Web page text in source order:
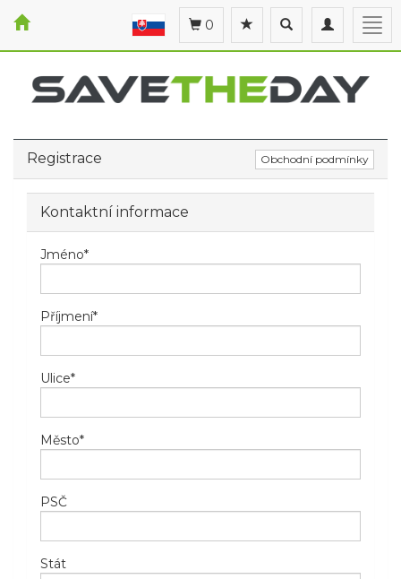
Toggle
navigation
Toggle
search
0
Registrace Obchodní podmínky
Kontaktní informace
Jméno*
Příjmení*
Ulice*
Město*
PSČ
Stát